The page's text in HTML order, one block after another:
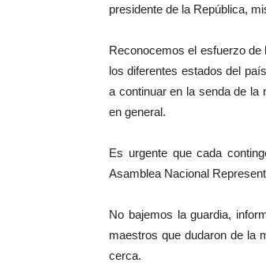
presidente de la República,
Reconocemos el esfuerzo
los diferentes estados del
a continuar en la senda de la
en general.
Es urgente que cada
Asamblea Nacional
No bajemos la guardia,
maestros que dudaron de la
cerca.